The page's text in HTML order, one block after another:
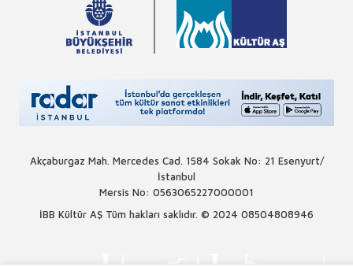
Akçaburgaz Mah. Mercedes Cad. 1584 Sokak No: 21 Esenyurt/
İstanbul
Mersis No: 0563065227000001
İBB Kültür AŞ Tüm hakları saklıdır. © 2024 08504808946